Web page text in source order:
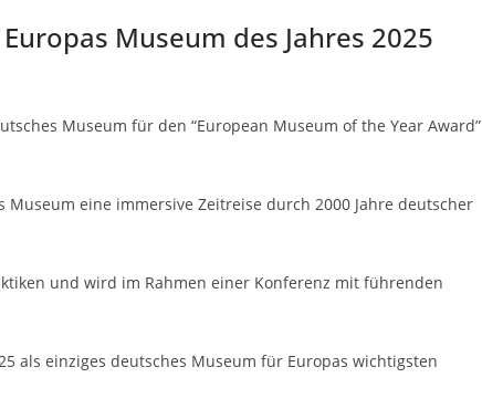
Museum des Jahres 2025
Museum für den “European Museum of the Year Award”
Museum eine immersive Zeitreise durch 2000 Jahre deutscher
und wird im Rahmen einer Konferenz mit führenden
als einziges deutsches Museum für Europas wichtigsten